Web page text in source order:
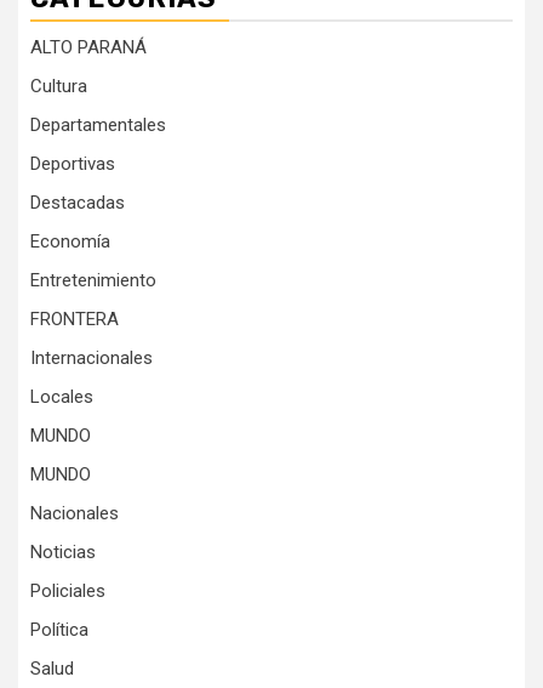
ALTO PARANÁ
Cultura
Departamentales
Deportivas
Destacadas
Economía
Entretenimiento
FRONTERA
Internacionales
Locales
MUNDO
MUNDO
Nacionales
Noticias
Policiales
Política
Salud